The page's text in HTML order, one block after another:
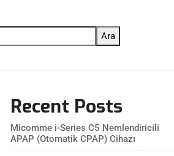
Ara
Recent Posts
Micomme i-Series C5 Nemlendiricili
APAP (Otomatik CPAP) Cihazı